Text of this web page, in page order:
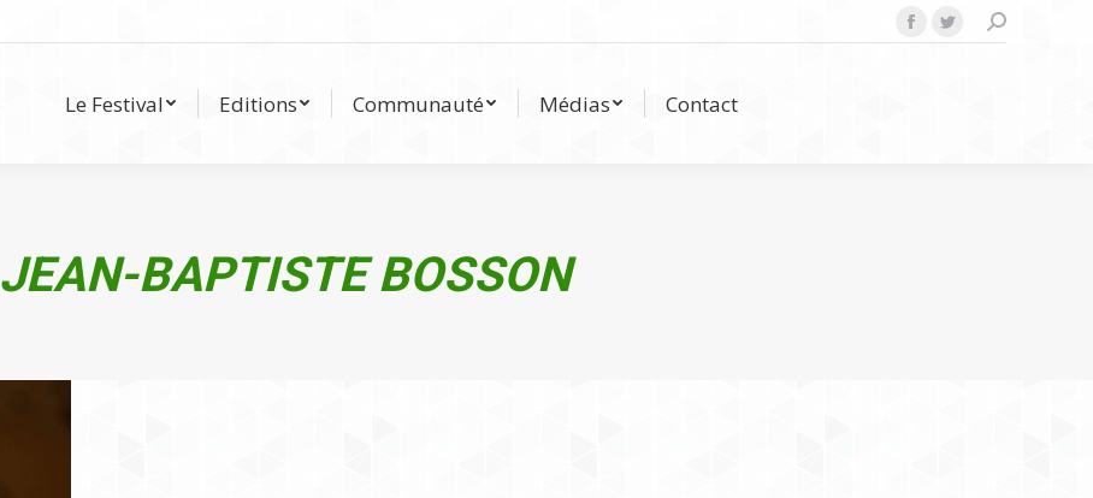
Facebook
TwitterSearch:
Le Festival Editions Communauté Médias Contact
JEAN-BAPTISTE BOSSON
Le Festival Editions Communauté Médias Contact